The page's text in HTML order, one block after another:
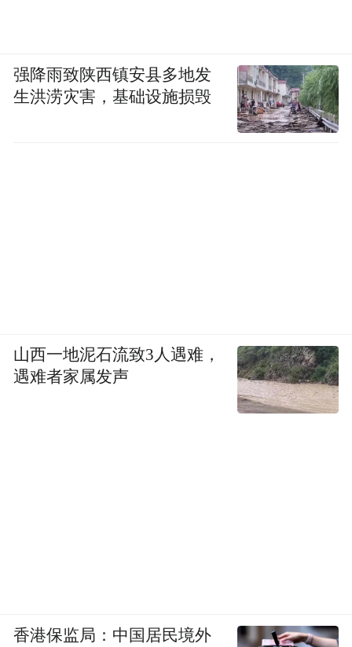
强降雨致陕西镇安县多地发
生洪涝灾害，基础设施损毁
山西一地泥石流致3人遇难，
遇难者家属发声
香港保监局：中国居民境外